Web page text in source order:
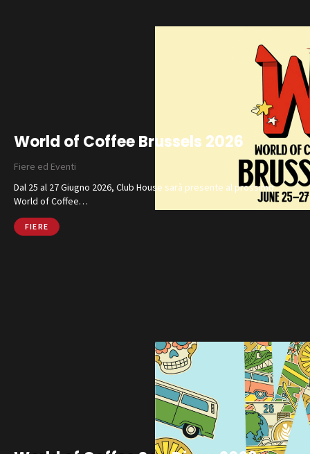
World of Coffee Brussels 2026
Fiere ed Eventi
Dal 25 al 27 Giugno 2026, Club House sarà presente al prossimo
World of Coffee…
FIERE